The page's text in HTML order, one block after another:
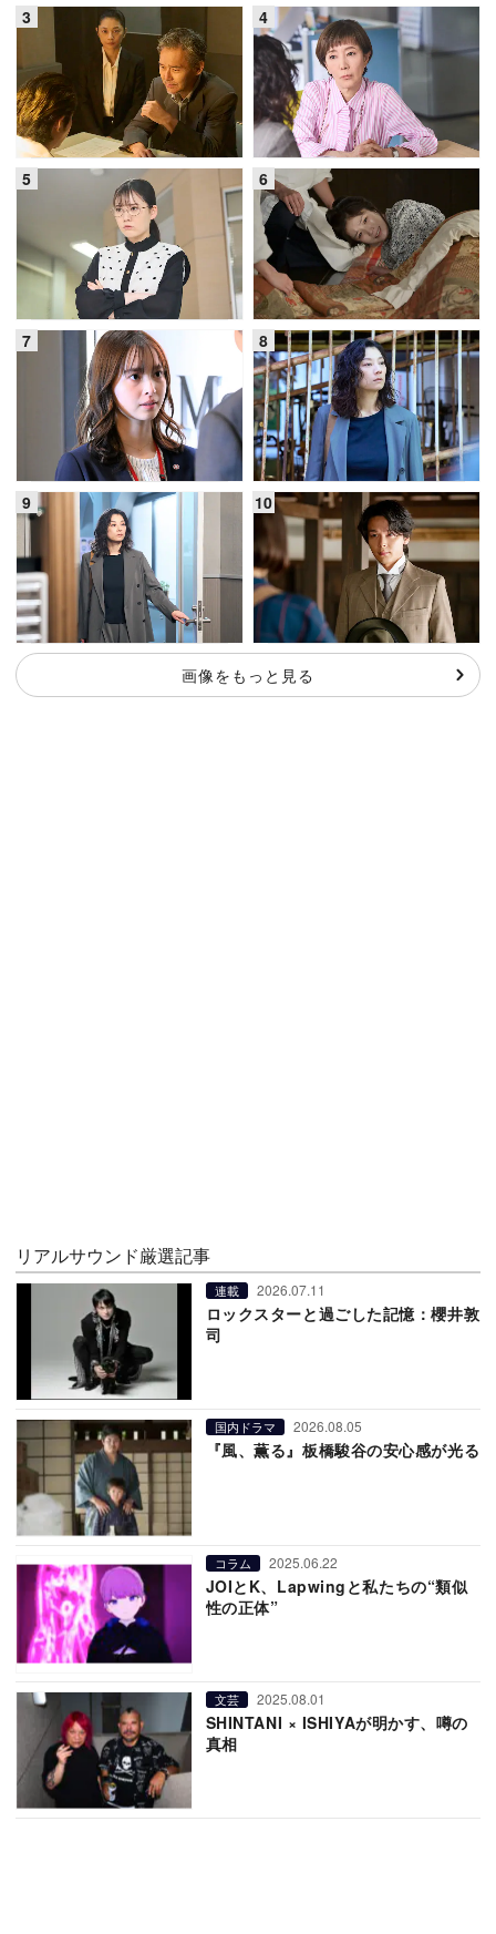
画像をもっと見る
リアルサウンド厳選記事
連載 2026.07.11
ロックスターと過ごした記憶：櫻井敦
司
国内ドラマ 2026.08.05
『風、薫る』板橋駿谷の安心感が光る
コラム 2025.06.22
JOIとK、Lapwingと私たちの“類似
性の正体”
文芸 2025.08.01
SHINTANI × ISHIYAが明かす、噂の
真相